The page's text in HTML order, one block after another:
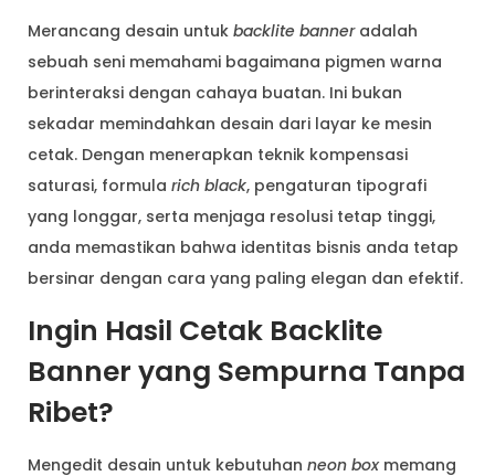
Merancang desain untuk backlite banneradalah
sebuah seni memahami bagaimana pigmen warna
berinteraksi dengan cahaya buatan. Ini bukan
sekadar memindahkan desain dari layar ke mesin
cetak. Dengan menerapkan teknik kompensasi
saturasi, formula rich black, pengaturan tipografi
yang longgar, serta menjaga resolusi tetap tinggi,
anda memastikan bahwa identitas bisnis anda tetap
bersinar dengan cara yang paling elegan dan efektif.
Ingin Hasil Cetak Backlite
Banner yang Sempurna Tanpa
Ribet?
Mengedit desain untuk kebutuhan neon boxmemang